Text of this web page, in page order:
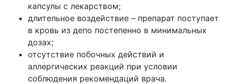
капсулы с лекарством;
длительное воздействие – препарат поступает
в кровь из депо постепенно в минимальных
дозах;
отсутствие побочных действий и
аллергических реакций при условии
соблюдения рекомендаций врача.